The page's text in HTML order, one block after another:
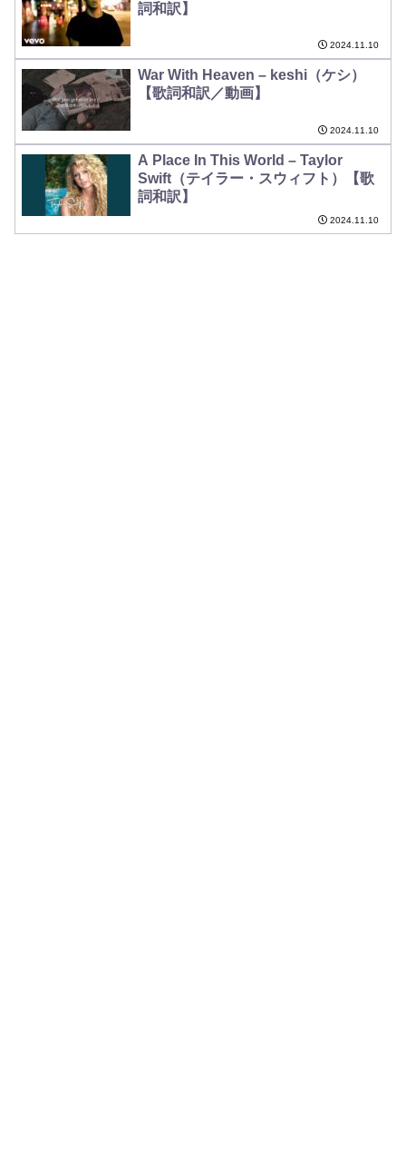
詞和訳】
2024.11.10
War With Heaven – keshi（ケシ）
【歌詞和訳／動画】
2024.11.10
A Place In This World – Taylor
Swift（テイラー・スウィフト）【歌
詞和訳】
2024.11.10